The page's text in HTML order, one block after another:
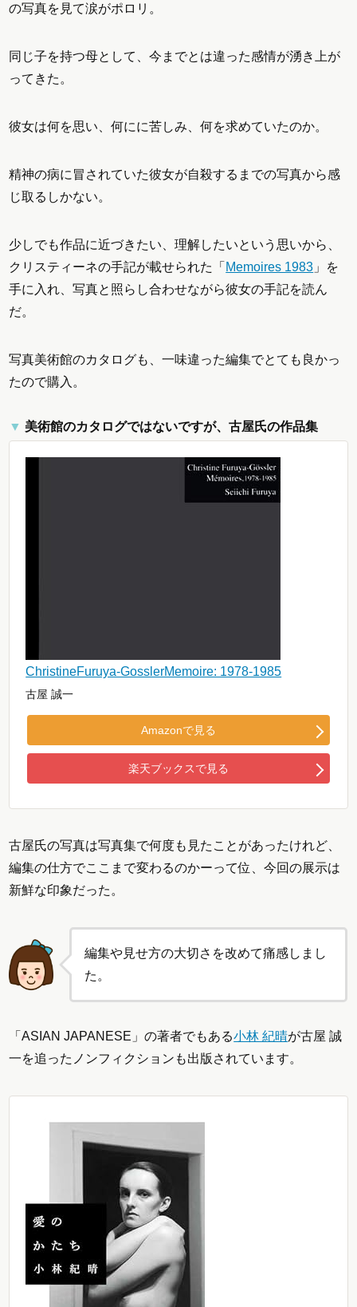
の写真を見て涙がポロリ。
同じ子を持つ母として、今までとは違った感情が湧き上が
ってきた。
彼女は何を思い、何にに苦しみ、何を求めていたのか。
精神の病に冒されていた彼女が自殺するまでの写真から感
じ取るしかない。
少しでも作品に近づきたい、理解したいという思いから、
クリスティーネの手記が載せられた「 Memoires 1983 」を
手に入れ、写真と照らし合わせながら彼女の手記を読ん
だ。
写真美術館のカタログも、一味違った編集でとても良かっ
たので購入。
美術館のカタログではないですが、古屋氏の作品集
ChristineFuruya-GosslerMemoire: 1978-1985
古屋 誠一
Amazonで見る
楽天ブックスで見る
古屋氏の写真は写真集で何度も見たことがあったけれど、
編集の仕方でここまで変わるのかーって位、今回の展示は
新鮮な印象だった。
編集や見せ方の大切さを改めて痛感しまし
た。
「ASIAN JAPANESE」の著者でもある小林 紀晴が古屋 誠
一を追ったノンフィクションも出版されています。